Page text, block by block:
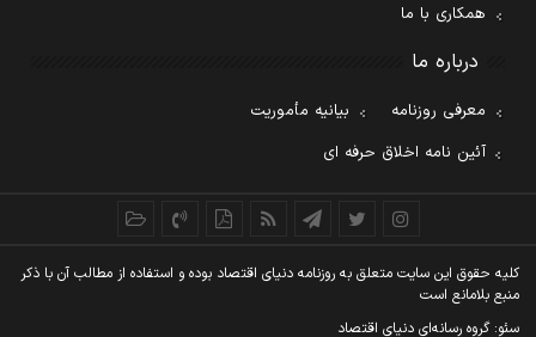
همکاری با ما
درباره ما
معرفی روزنامه
بیانیه مأموریت
آئین نامه اخلاق حرفه ای
کليه حقوق اين سايت متعلق به روزنامه دنيای اقتصاد بوده و استفاده از مطالب آن با ذکر
منبع بلامانع است
سئو: گروه رسانه‌ای دنیای اقتصاد